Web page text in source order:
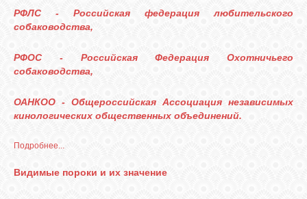
РФЛС - Российская федерация любительского
собаководства,
РФОС - Российская Федерация Охотничьего
собаководства,
ОАНКОО - Общероссийская Ассоциация независимых
кинологических общественных объединений.
Подробнее...
Видимые пороки и их значение